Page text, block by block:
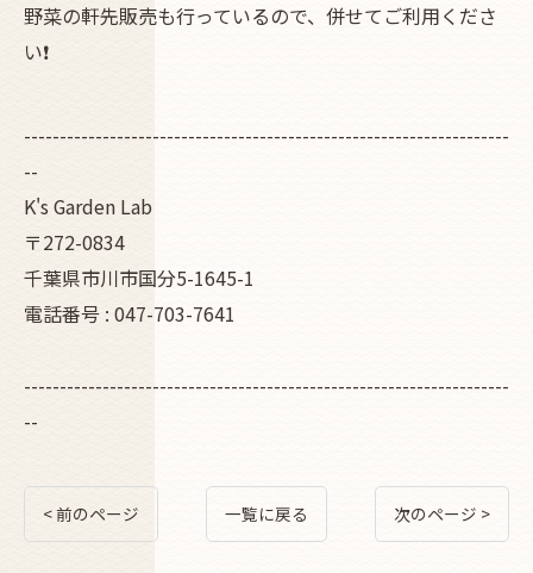
野菜の軒先販売も行っているので、併せてご利用くださ
い❗
--------------------------------------------------------------------
--
K's Garden Lab
〒272-0834
千葉県市川市国分5-1645-1
電話番号 : 047-703-7641
--------------------------------------------------------------------
--
< 前のページ 一覧に戻る 次のページ >